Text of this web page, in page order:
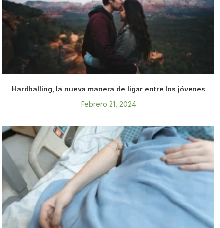
Hardballing, la nueva manera de ligar entre los jóvenes
Febrero 21, 2024